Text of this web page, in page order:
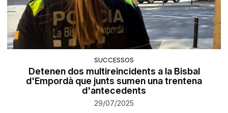
SUCCESSOS
Detenen dos multireincidents a la Bisbal
d'Empordà que junts sumen una trentena
d'antecedents
29/07/2025